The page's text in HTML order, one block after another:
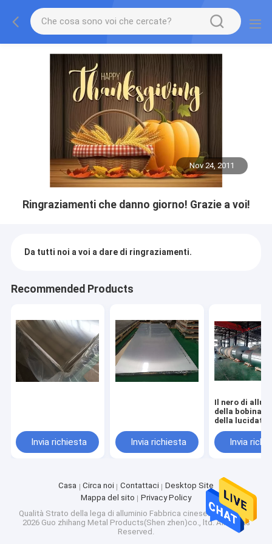
Nov 24, 2011
Ringraziamenti che danno giorno! Grazie a voi!
Da tutti noi a voi a dare di ringraziamenti.
Recommended Products
Invia richiesta Invia richiesta
Il nero di
della bobina
della
ha
strato di
spazzolato
Invia
Casa Circa noi Contattaci
Desktop Site
Mappa del sito
Privacy Policy
Qualità Strato della lega di alluminio Fabbrica cinese.Copyright ©
2026 Guo zhihang Metal Products(Shen zhen)co., ltd. All Rights
Reserved.